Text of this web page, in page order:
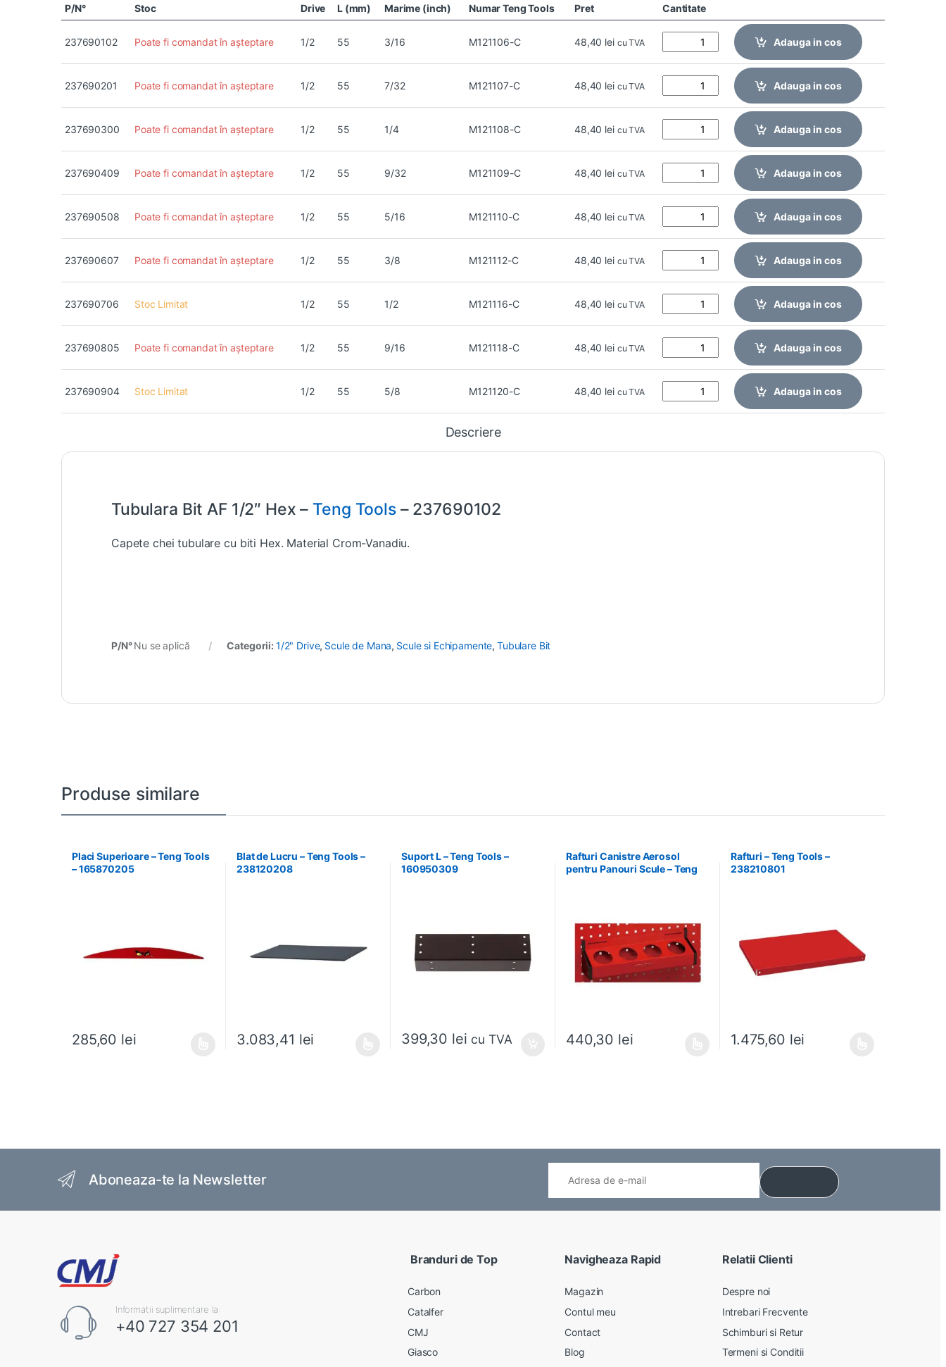
P/N° Stoc Drive L (mm) Marime (inch) Numar Teng Tools Pret Cantitate
237690102 Poate fi comandat în așteptare 1/2 55 3/16 M121106-C 48,40 lei cu TVA Adauga in cos
237690201 Poate fi comandat în așteptare 1/2 55 7/32 M121107-C 48,40 lei cu TVA Adauga in cos
237690300 Poate fi comandat în așteptare 1/2 55 1/4 M121108-C 48,40 lei cu TVA Adauga in cos
237690409 Poate fi comandat în așteptare 1/2 55 9/32 M121109-C 48,40 lei cu TVA Adauga in cos
237690508 Poate fi comandat în așteptare 1/2 55 5/16 M121110-C 48,40 lei cu TVA Adauga in cos
237690607 Poate fi comandat în așteptare 1/2 55 3/8 M121112-C 48,40 lei cu TVA Adauga in cos
237690706 Stoc Limitat 1/2 55 1/2 M121116-C 48,40 lei cu TVA Adauga in cos
237690805 Poate fi comandat în așteptare 1/2 55 9/16 M121118-C 48,40 lei cu TVA Adauga in cos
237690904 Stoc Limitat 1/2 55 5/8 M121120-C 48,40 lei cu TVA Adauga in cos
Descriere
Tubulara Bit AF 1/2″ Hex – Teng Tools– 237690102
Capete chei tubulare cu biti Hex. Material Crom-Vanadiu.
P/N°Nu se aplică Categorii: 1/2" Drive, Scule de Mana, Scule si Echipamente,Tubulare Bit
Produse similare
Placi Superioare – Teng Tools
– 165870205
285,60 lei
Blat de Lucru – Teng Tools –
238120208
3.083,41 lei
Suport L – Teng Tools –
160950309
399,30 lei cu TVA
Rafturi Canistre Aerosol
pentru Panouri Scule – Teng
440,30 lei
Rafturi – Teng Tools –
238210801
1.475,60 lei
Aboneaza-te la Newsletter
Informatii suplimentare la:
+40 727 354 201
Branduri de Top
Carbon
Catalfer
CMJ
Giasco
Navigheaza Rapid
Magazin
Contul meu
Contact
Blog
Relatii Clienti
Despre noi
Intrebari Frecvente
Schimburi si Retur
Termeni si Conditii